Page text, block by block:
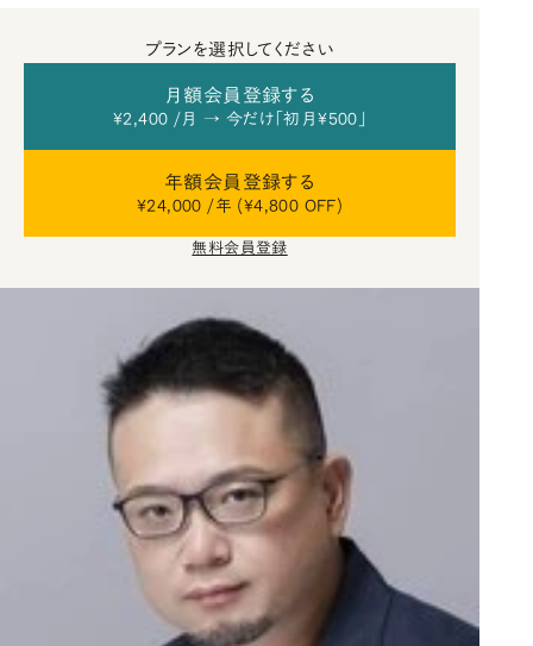
プランを選択してください
月額会員登録する
¥2,400 /月 → 今だけ「初月¥500」
年額会員登録する
¥24,000 /年 (¥4,800 OFF)
無料会員登録